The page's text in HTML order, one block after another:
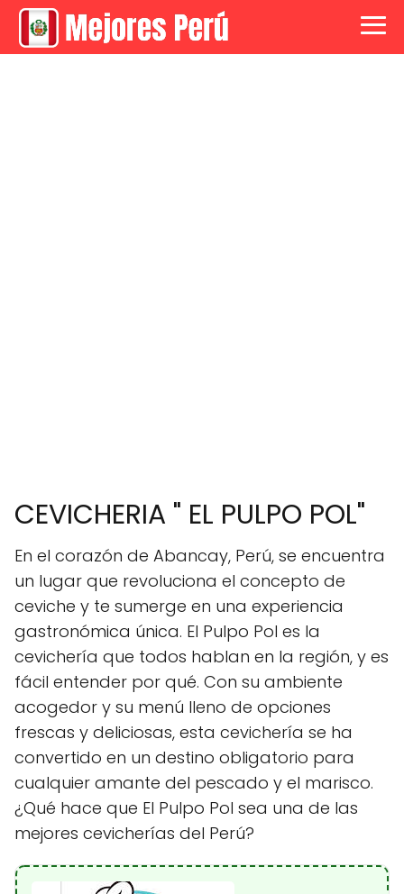
CEVICHERIA " EL PULPO POL"
En el corazón de Abancay, Perú, se encuentra
un lugar que revoluciona el concepto de
ceviche y te sumerge en una experiencia
gastronómica única. El Pulpo Pol es la
cevichería que todos hablan en la región, y es
fácil entender por qué. Con su ambiente
acogedor y su menú lleno de opciones
frescas y deliciosas, esta cevichería se ha
convertido en un destino obligatorio para
cualquier amante del pescado y el marisco.
¿Qué hace que El Pulpo Pol sea una de las
mejores cevicherías del Perú?